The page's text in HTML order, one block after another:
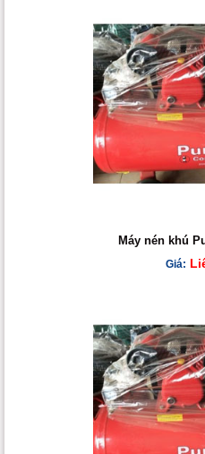
Máy nén khú
Giá: